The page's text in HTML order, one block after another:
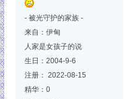
- 被光守护的家族 -
来自：伊甸
人家是女孩子的说
生日：2004-9-6
注册： 2022-08-15
精华：0